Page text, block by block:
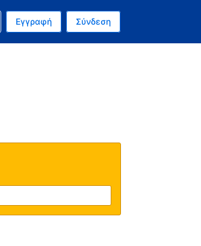
είναι Δολάριο Η.Π.Α.
είναι τα Ελληνικά
Εγγραφή Σύνδεση